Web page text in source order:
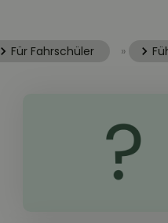
Für Fahrschüler »